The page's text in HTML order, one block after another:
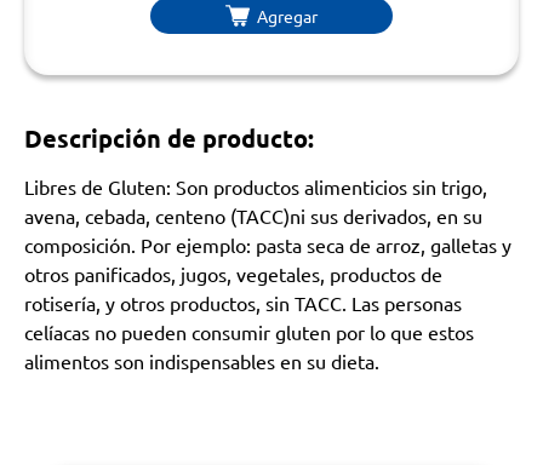
Agregar
Descripción de producto:
Libres de Gluten: Son productos alimenticios sin trigo,
avena, cebada, centeno (TACC)ni sus derivados, en su
composición. Por ejemplo: pasta seca de arroz, galletas y
otros panificados, jugos, vegetales, productos de
rotisería, y otros productos, sin TACC. Las personas
celíacas no pueden consumir gluten por lo que estos
alimentos son indispensables en su dieta.